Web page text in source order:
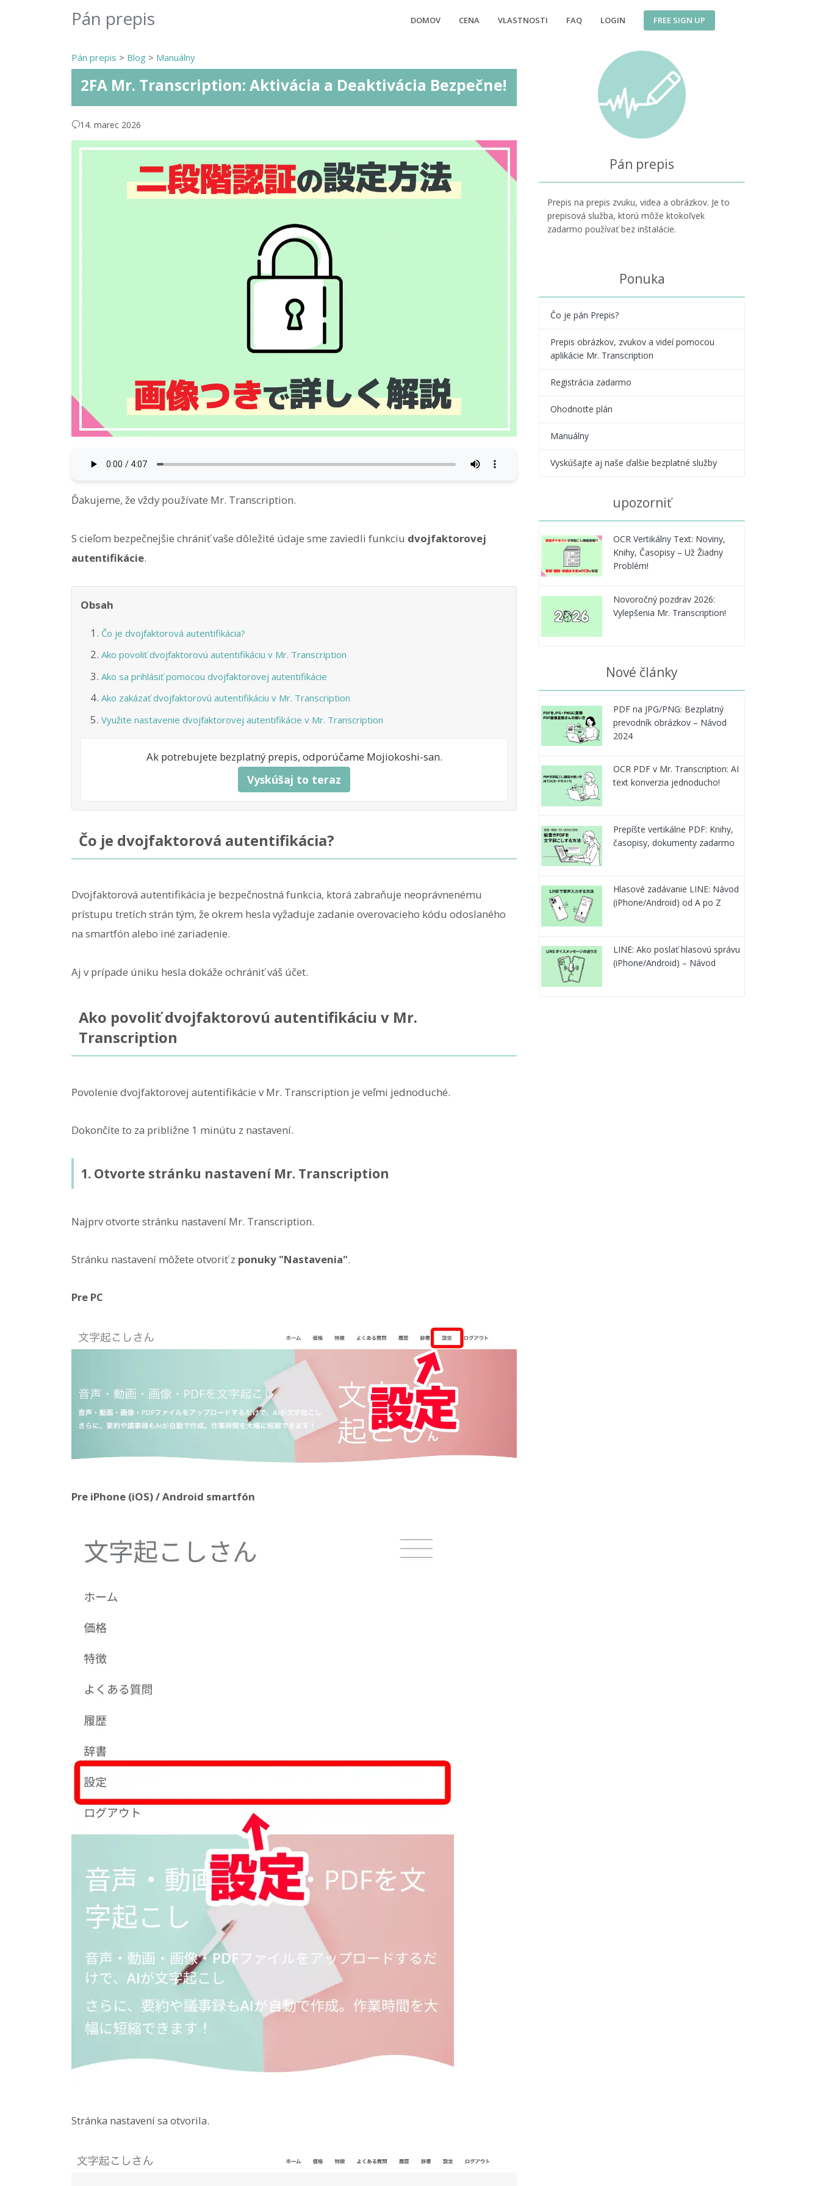
Pán prepis DOMOV CENA VLASTNOSTI FAQ LOGIN FREE SIGN UP
Pán prepis > Blog > Manuálny
2FA Mr. Transcription: Aktivácia a Deaktivácia Bezpečne!
14. marec 2026
Ďakujeme, že vždy používate Mr. Transcription.
S cieľom bezpečnejšie chrániť vaše dôležité údaje sme zaviedli funkciu dvojfaktorovej
autentifikácie.
Obsah
Čo je dvojfaktorová autentifikácia?
Ako povoliť dvojfaktorovú autentifikáciu v Mr. Transcription
Ako sa prihlásiť pomocou dvojfaktorovej autentifikácie
Ako zakázať dvojfaktorovú autentifikáciu v Mr. Transcription
Využite nastavenie dvojfaktorovej autentifikácie v Mr. Transcription
Ak potrebujete bezplatný prepis, odporúčame Mojiokoshi-san.
Vyskúšaj to teraz
Čo je dvojfaktorová autentifikácia?
Dvojfaktorová autentifikácia je bezpečnostná funkcia, ktorá zabraňuje neoprávnenému
prístupu tretích strán tým, že okrem hesla vyžaduje zadanie overovacieho kódu odoslaného
na smartfón alebo iné zariadenie.
Aj v prípade úniku hesla dokáže ochrániť váš účet.
Ako povoliť dvojfaktorovú autentifikáciu v Mr.
Transcription
Povolenie dvojfaktorovej autentifikácie v Mr. Transcription je veľmi jednoduché.
Dokončíte to za približne 1 minútu z nastavení.
1. Otvorte stránku nastavení Mr. Transcription
Najprv otvorte stránku nastavení Mr. Transcription.
Stránku nastavení môžete otvoriť z ponuky "Nastavenia".
Pre PC
Pre iPhone (iOS) / Android smartfón
Stránka nastavení sa otvorila.
Pán prepis
Prepis na prepis zvuku, videa a obrázkov. Je to
prepisová služba, ktorú môže ktokoľvek
zadarmo používať bez inštalácie.
Ponuka
Čo je pán Prepis?
Prepis obrázkov, zvukov a videí pomocou
aplikácie Mr. Transcription
Registrácia zadarmo
Ohodnoťte plán
Manuálny
Vyskúšajte aj naše ďalšie bezplatné služby
upozorniť
OCR Vertikálny Text: Noviny,
Knihy, Časopisy – Už Žiadny
Problém!
Novoročný pozdrav 2026:
Vylepšenia Mr. Transcription!
Nové články
PDF na JPG/PNG: Bezplatný
prevodník obrázkov – Návod
2024
OCR PDF v Mr. Transcription: AI
text konverzia jednoducho!
Prepíšte vertikálne PDF: Knihy,
časopisy, dokumenty zadarmo
Hlasové zadávanie LINE: Návod
(iPhone/Android) od A po Z
LINE: Ako poslať hlasovú správu
(iPhone/Android) – Návod